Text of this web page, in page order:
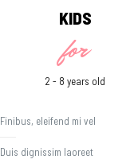
KIDS
for
2 - 8 years old
Finibus, eleifend mi vel
Duis dignissim laoreet